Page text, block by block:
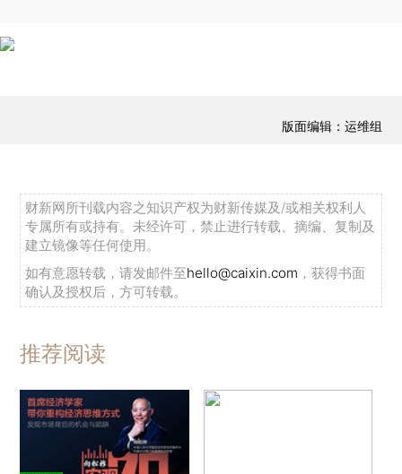
版面编辑：运维组
财新网所刊载内容之知识产权为财新传媒及/或相关权利人
专属所有或持有。未经许可，禁止进行转载、摘编、复制及
建立镜像等任何使用。
如有意愿转载，请发邮件至hello@caixin.com ，获得书面
确认及授权后，方可转载。
推荐阅读